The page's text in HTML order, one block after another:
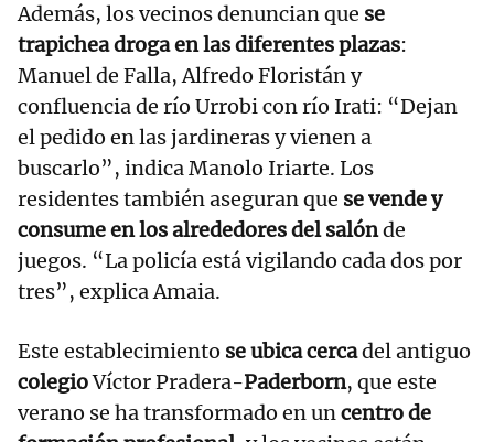
Además, los vecinos denuncian que se
trapichea droga en las diferentes plazas:
Manuel de Falla, Alfredo Floristán y
confluencia de río Urrobi con río Irati: “Dejan
el pedido en las jardineras y vienen a
buscarlo”, indica Manolo Iriarte. Los
residentes también aseguran que se vende y
consume en los alrededores del salónde
juegos. “La policía está vigilando cada dos por
tres”, explica Amaia.
Este establecimiento se ubica cercadel antiguo
colegioVíctor Pradera-Paderborn, que este
verano se ha transformado en uncentro de